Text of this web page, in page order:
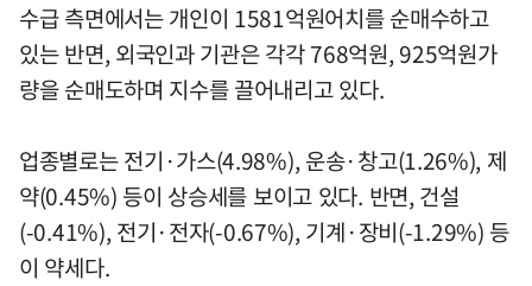
수급 측면에서는 개인이 1581억원어치를 순매수하고
있는 반면, 외국인과 기관은 각각 768억원, 925억원가
량을 순매도하며 지수를 끌어내리고 있다.
업종별로는 전기·가스(4.98%), 운송·창고(1.26%), 제
약(0.45%) 등이 상승세를 보이고 있다. 반면, 건설
(-0.41%), 전기·전자(-0.67%), 기계·장비(-1.29%) 등
이 약세다.